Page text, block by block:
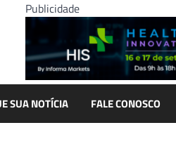
Publicidade
SUA NOTÍCIA FALE CONOSCO